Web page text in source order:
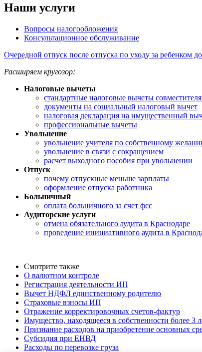
Наши услуги
Вопросы налогообложения
Консультационное обслуживание
Очередной отпуск после отпуска по уходу за ребенком до
Расширяем кругозор:
Налоговые вычеты
стандартные налоговые вычеты
документы на социальный налоговый вычет
налоговая декларация на имущественный
профессиональные вычеты
Увольнение
увольнение учителя по собственному
увольнение в связи с сокращением
расчет выходного пособия при увольнении
Отпуск
почему отпускные меньше зарплаты
оформление отпуска работника
Больничный
оплата больничного за счет фсс
Аудиторские услуги
отмена обязательного аудита в Краснодаре
проведение инициативного аудита в
Смотрите также
О валютном контроле
Регистрация деятельности ИП
Вычет НДФЛ единственному родителю
Страховые взносы ИП
Отражение корректировочных счетов-фактур
Имущество, находящееся в собственности более
Признание расходов на приобретение основных
Субсидия при ЕНВД
Расходы по перевозке груза